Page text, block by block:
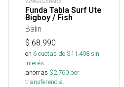
22982026BARB
Funda Tabla Surf Ute
Bigboy / Fish
Balin
$ 68.990
en 6cuotas de $11.498sin
interés
ahorras $2.760 por
transferencia.